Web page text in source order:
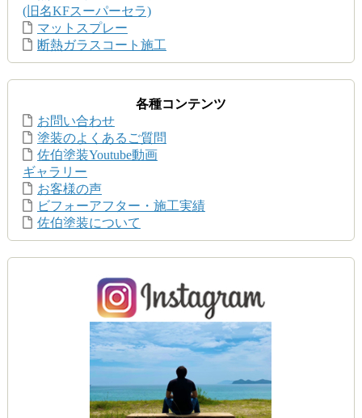
(旧名KFスーパーセラ)
マットスプレー
断熱ガラスコート施工
各種コンテンツ
お問い合わせ
塗装のよくあるご質問
佐伯塗装Youtube動画
ギャラリー
お客様の声
ビフォーアフター・施工実績
佐伯塗装について